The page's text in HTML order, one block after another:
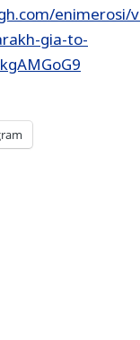
enimerosi/
gia-to-